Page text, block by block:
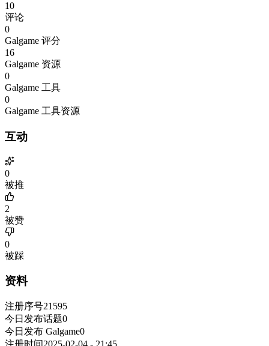
10
评论
0
Galgame 评分
16
Galgame 资源
0
Galgame 工具
0
Galgame 工具资源
互动
0
被推
2
被赞
0
被踩
资料
注册序号21595
今日发布话题0
今日发布 Galgame0